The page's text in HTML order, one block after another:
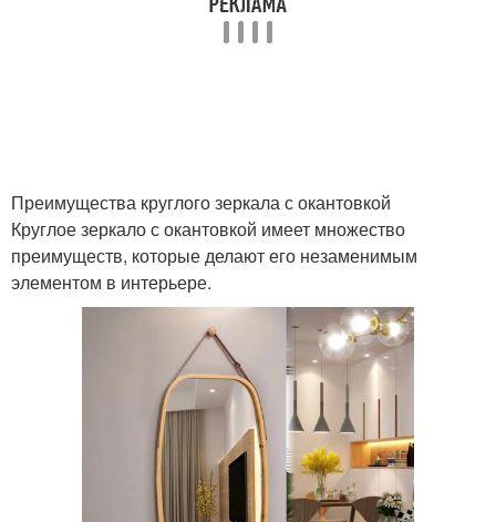
Преимущества круглого зеркала с окантовкой
Круглое зеркало с окантовкой имеет множество
преимуществ, которые делают его незаменимым
элементом в интерьере.